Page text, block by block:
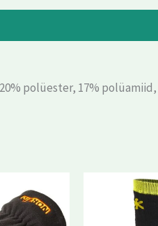
polüester, 17% polüamiid,